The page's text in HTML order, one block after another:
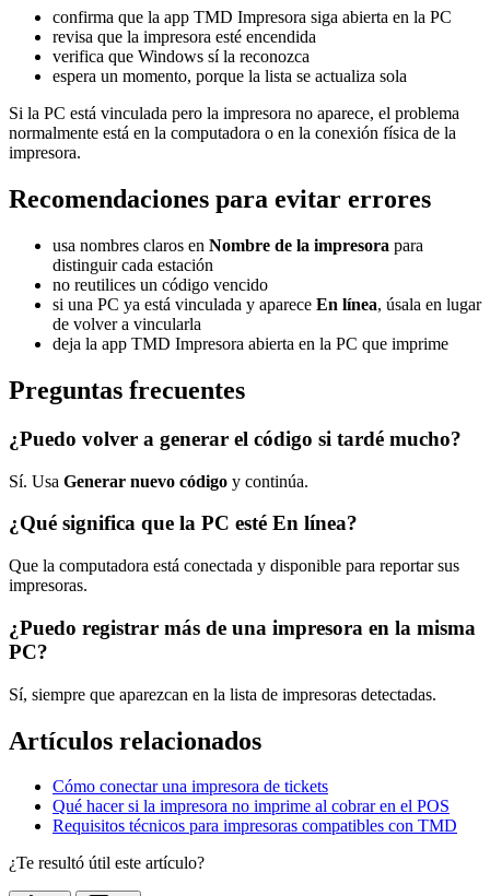
confirma que la app TMD Impresora siga abierta en la PC
revisa que la impresora esté encendida
verifica que Windows sí la reconozca
espera un momento, porque la lista se actualiza sola
Si la PC está vinculada pero la impresora no aparece, el problema
normalmente está en la computadora o en la conexión física de la
impresora.
Recomendaciones para evitar errores
usa nombres claros en Nombre de la impresora para
distinguir cada estación
no reutilices un código vencido
si una PC ya está vinculada y aparece En línea, úsala en lugar
de volver a vincularla
deja la app TMD Impresora abierta en la PC que imprime
Preguntas frecuentes
¿Puedo volver a generar el código si tardé mucho?
Sí. Usa Generar nuevo código y continúa.
¿Qué significa que la PC esté En línea?
Que la computadora está conectada y disponible para reportar sus
impresoras.
¿Puedo registrar más de una impresora en la misma
PC?
Sí, siempre que aparezcan en la lista de impresoras detectadas.
Artículos relacionados
Cómo conectar una impresora de tickets
Qué hacer si la impresora no imprime al cobrar en el POS
Requisitos técnicos para impresoras compatibles con TMD
¿Te resultó útil este artículo?